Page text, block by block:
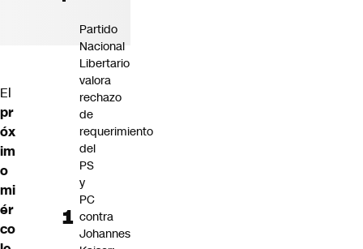
El
pr
óx
im
o
mi
ér
co
Partido
Nacional
Libertario
valora
rechazo
de
requerimiento
del
PS
y
PC
contra
Johannes